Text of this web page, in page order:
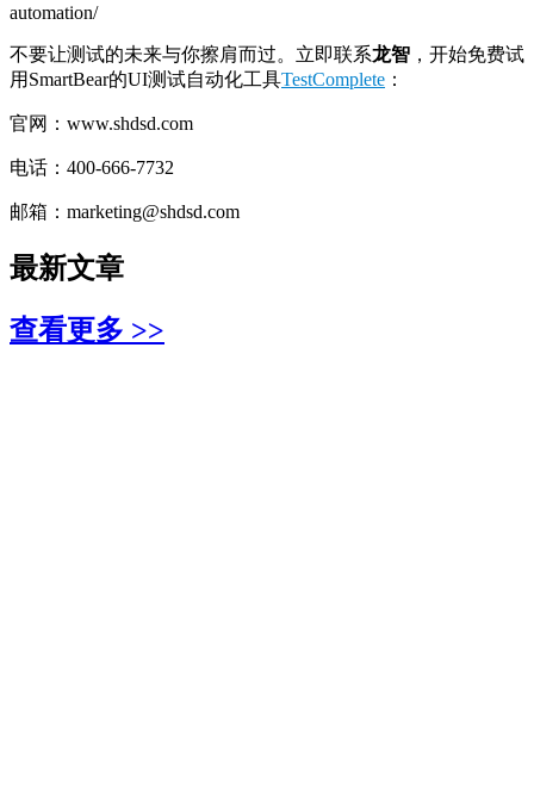
automation/
不要让测试的未来与你擦肩而过。立即联系龙智 ，开始免费试
用SmartBear的UI测试自动化工具TestComplete ：
官网：www.shdsd.com
电话：400-666-7732
邮箱：marketing@shdsd.com
最新文章
查看更多 >>